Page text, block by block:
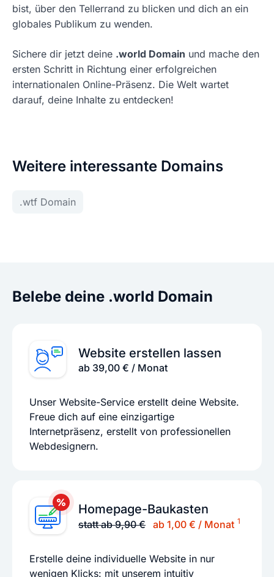
bist, über den Tellerrand zu blicken und dich an ein
globales Publikum zu wenden.
Sichere dir jetzt deine .world Domain und mache den
ersten Schritt in Richtung einer erfolgreichen
internationalen Online-Präsenz. Die Welt wartet
darauf, deine Inhalte zu entdecken!
Weitere interessante Domains
.wtf Domain
Belebe deine .world Domain
Website erstellen lassen
ab 39,00 € / Monat
Unser Website-Service erstellt deine Website.
Freue dich auf eine einzigartige
Internetpräsenz, erstellt von professionellen
Webdesignern.
Homepage-Baukasten
statt ab 9,90 € ab 1,00 € / Monat 1
Erstelle deine individuelle Website in nur
wenigen Klicks: mit unserem intuitiv